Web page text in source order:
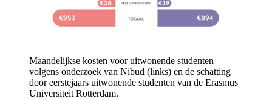
Maandelijkse kosten voor uitwonende studenten
volgens onderzoek van Nibud (links) en de schatting
door eerstejaars uitwonende studenten van de Erasmus
Universiteit Rotterdam.